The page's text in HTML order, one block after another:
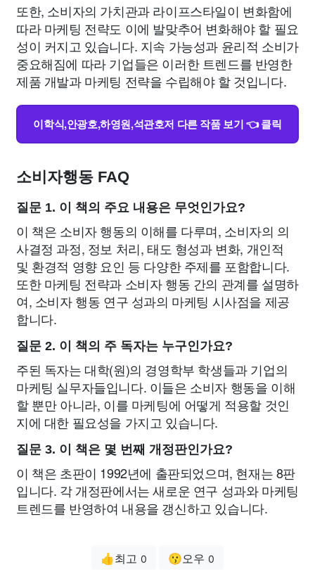
또한, 소비자의 가치관과 라이프스타일이 변화함에
따라 마케팅 전략도 이에 발맞추어 변화해야 할 필요
성이 커지고 있습니다. 지속 가능성과 윤리적 소비가
중요해짐에 따라 기업들은 이러한 트렌드를 반영한
제품 개발과 마케팅 전략을 수립해야 할 것입니다.
이학식,안광호,하영원,석관호저 다른 작품 보기 👈 클릭
소비자행동 FAQ
질문 1. 이 책의 주요 내용은 무엇인가요?
이 책은 소비자 행동의 이해를 다루며, 소비자의 의
사결정 과정, 정보 처리, 태도 형성과 변화, 개인적
및 환경적 영향 요인 등 다양한 주제를 포함합니다.
또한 마케팅 전략과 소비자 행동 간의 관계를 설명하
여, 소비자 행동 연구 성과의 마케팅 시사점을 제공
합니다.
질문 2. 이 책의 주 독자는 누구인가요?
주된 독자는 대학(원)의 경영학부 학생들과 기업의
마케팅 실무자들입니다. 이들은 소비자 행동을 이해
할 뿐만 아니라, 이를 마케팅에 어떻게 적용할 것인
지에 대한 필요성을 가지고 있습니다.
질문 3. 이 책은 몇 번째 개정판인가요?
이 책은 초판이 1992년에 출판되었으며, 현재는 8판
입니다. 각 개정판에서는 새로운 연구 성과와 마케팅
트렌드를 반영하여 내용을 갱신하고 있습니다.
👍최고 0 😗오우 0